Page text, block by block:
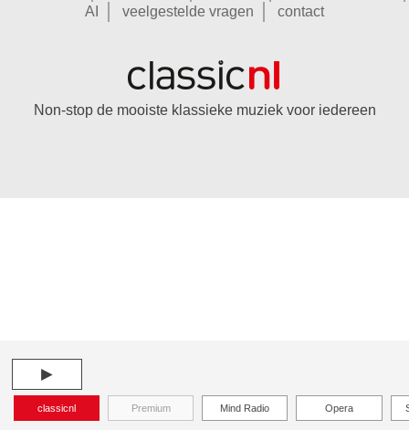
►
classicnl Premium Mind Radio Opera
AI
veelgestelde vragen contact
Non-stop de mooiste klassieke muziek voor iedereen